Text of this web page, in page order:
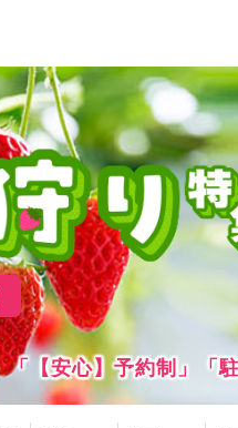
【安心】予約制」「